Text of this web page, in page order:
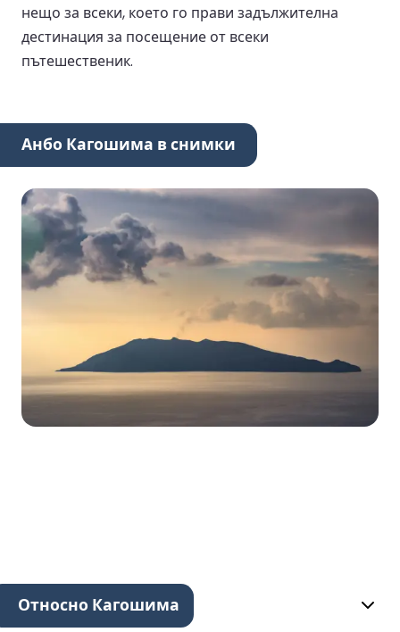
нещо за всеки, което го прави задължителна
дестинация за посещение от всеки
пътешественик.
Анбо Кагошима в снимки
Относно Кагошима